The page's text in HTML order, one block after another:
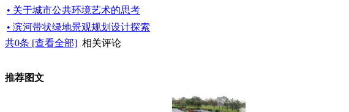
• 关于城市公共环境艺术的思考
• 滨河带状绿地景观规划设计探索
共0条 [查看全部] 相关评论
推荐图文